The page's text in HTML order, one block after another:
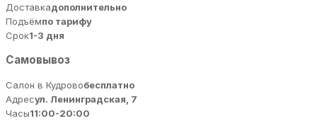
Доставкадополнительно
Подъёмпо тарифу
Срок1-3 дня
Самовывоз
Салон в Кудровобесплатно
Адресул. Ленинградская, 7
Часы11:00-20:00